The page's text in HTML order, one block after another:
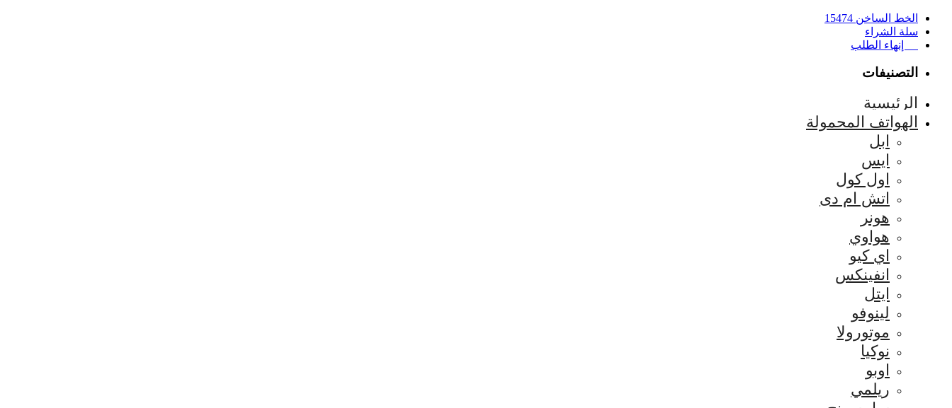
الخط الساخن 15474
سلة الشراء
إنهاء الطلب
التصنيفات
الرئيسية
الهواتف المحمولة
ابل
ايس
اول كول
اتش ام دى
هونر
هواوي
اي كيو
انفينكس
ايتل
لينوفو
موتورولا
نوكيا
اوبو
ريلمي